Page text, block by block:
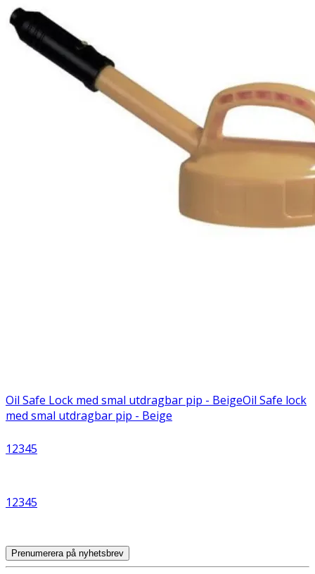
Oil Safe Lock med smal utdragbar pip - BeigeOil Safe lock
med smal utdragbar pip - Beige
12345
12345
Prenumerera på nyhetsbrev